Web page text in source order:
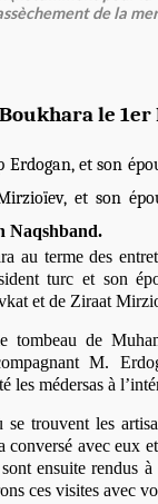
de la
le 1er
et son
et son
Naqshband.
au terme des
turc et son
et de Ziraat
de
M.
les médersas à
trouvent les
conversé avec eux
ensuite rendus
ces visites avec